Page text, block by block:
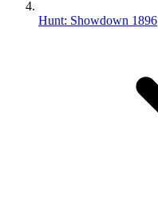
Hunt: Showdown 1896